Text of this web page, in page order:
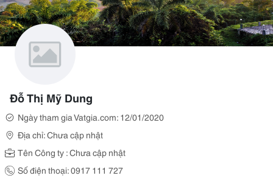
Đỗ Thị Mỹ Dung
Ngày tham gia Vatgia.com: 12/01/2020
Địa chỉ: Chưa cập nhật
Tên Công ty : Chưa cập nhật
Số điện thoại: 0917 111 727